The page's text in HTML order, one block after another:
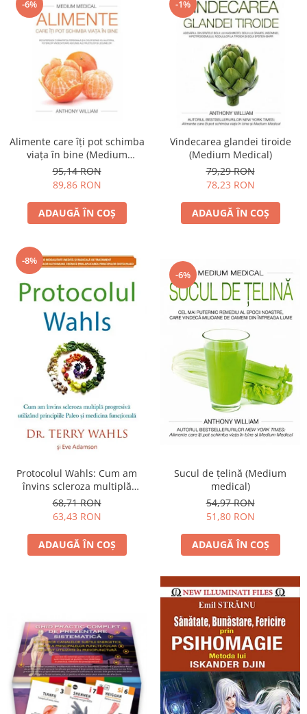
-6%
Alimente care îţi pot schimba
viaţa în bine (Medium
medical)
95,14 RON
89,86 RON
ADAUGĂ ÎN COȘ
-1%
Vindecarea glandei tiroide
(Medium Medical)
79,29 RON
78,23 RON
ADAUGĂ ÎN COȘ
-8%
Protocolul Wahls: Cum am
învins scleroza multiplă
progresivă utilizând
principiile Paleo şi medicina
funcţională
68,71 RON
63,43 RON
ADAUGĂ ÎN COȘ
-6%
Sucul de ţelină (Medium
medical)
54,97 RON
51,80 RON
ADAUGĂ ÎN COȘ